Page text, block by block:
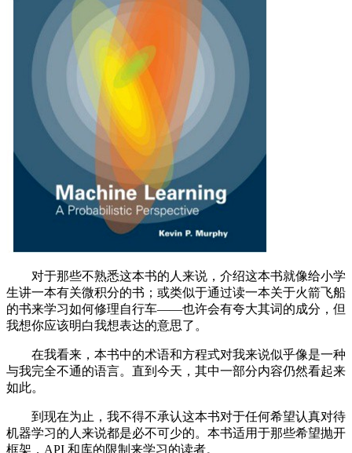
对于那些不熟悉这本书的人来说，介绍这本书就像给小学
生讲一本有关微积分的书；或类似于通过读一本关于火箭飞船
的书来学习如何修理自行车——也许会有夸大其词的成分，但
我想你应该明白我想表达的意思了。
在我看来，本书中的术语和方程式对我来说似乎像是一种
与我完全不通的语言。直到今天，其中一部分内容仍然看起来
如此。
到现在为止，我不得不承认这本书对于任何希望认真对待
机器学习的人来说都是必不可少的。本书适用于那些希望抛开
框架，API 和库的限制来学习的读者。